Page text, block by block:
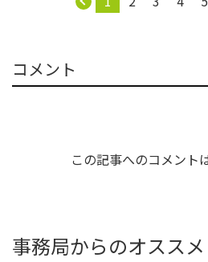
コメント
この記事へのコメント
事務局からのオススメ